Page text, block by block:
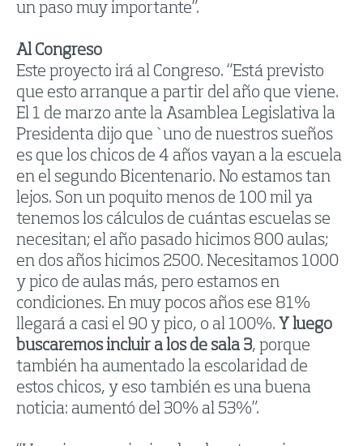
un paso muy importante”.
Al Congreso
Este proyecto irá al Congreso. “Está previsto
que esto arranque a partir del año que viene.
El 1 de marzo ante la Asamblea Legislativa la
Presidenta dijo que `uno de nuestros sueños
es que los chicos de 4 años vayan a la escuela
en el segundo Bicentenario. No estamos tan
lejos. Son un poquito menos de 100 mil ya
tenemos los cálculos de cuántas escuelas se
necesitan; el año pasado hicimos 800 aulas;
en dos años hicimos 2500. Necesitamos 1000
y pico de aulas más, pero estamos en
condiciones. En muy pocos años ese 81%
llegará a casi el 90 y pico, o al 100%. Y luego
buscaremos incluir a los de sala 3, porque
también ha aumentado la escolaridad de
estos chicos, y eso también es una buena
noticia: aumentó del 30% al 53%”.